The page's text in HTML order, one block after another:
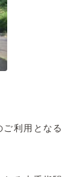
利用となる